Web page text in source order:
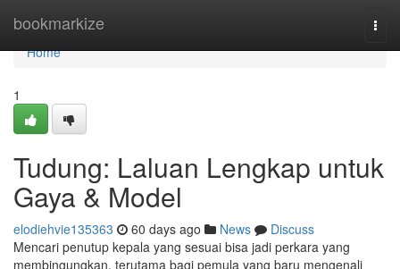
bookmarkize
Home
Home
1
Tudung: Laluan Lengkap untuk
Gaya & Model
elodiehvie135363 60 days ago News
Discuss
Mencari penutup kepala yang sesuai bisa jadi perkara yang
membingungkan, terutama bagi pemula yang baru mengenali